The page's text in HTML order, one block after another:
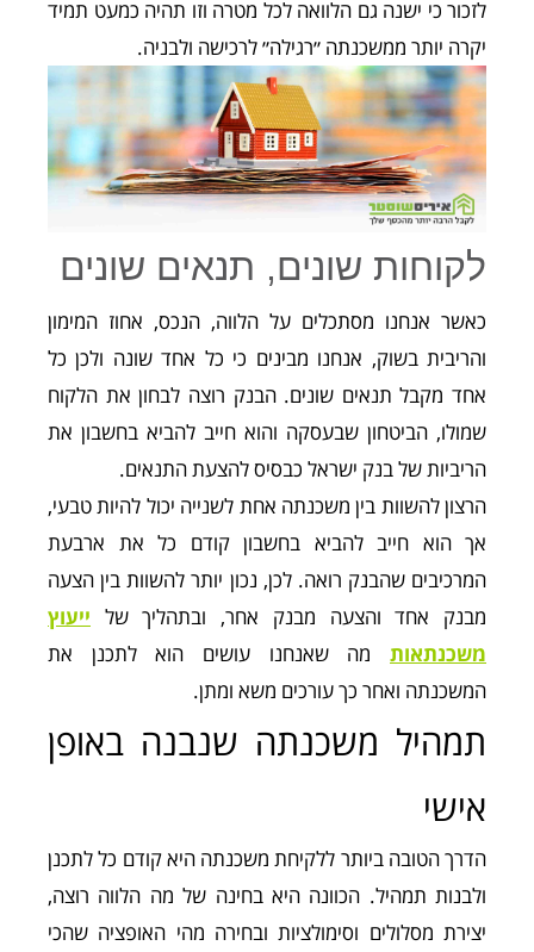
לזכור כי ישנה גם הלוואה לכל מטרה וזו תהיה כמעט תמיד
יקרה יותר ממשכנתה ״רגילה״ לרכישה ולבניה.
לקוחות שונים, תנאים שונים
כאשר אנחנו מסתכלים על הלווה, הנכס, אחוז המימון
והריבית בשוק, אנחנו מבינים כי כל אחד שונה ולכן כל
אחד מקבל תנאים שונים. הבנק רוצה לבחון את הלקוח
שמולו, הביטחון שבעסקה והוא חייב להביא בחשבון את
הריביות של בנק ישראל כבסיס להצעת התנאים.
הרצון להשוות בין משכנתה אחת לשנייה יכול להיות טבעי,
אך הוא חייב להביא בחשבון קודם כל את ארבעת
המרכיבים שהבנק רואה. לכן, נכון יותר להשוות בין הצעה
מבנק אחד והצעה מבנק אחר, ובתהליך של ייעוץ
משכנתאות מה שאנחנו עושים הוא לתכנן את
המשכנתה ואחר כך עורכים משא ומתן.
תמהיל משכנתה שנבנה באופן
אישי
הדרך הטובה ביותר ללקיחת משכנתה היא קודם כל לתכנן
ולבנות תמהיל. הכוונה היא בחינה של מה הלווה רוצה,
יצירת מסלולים וסימולציות ובחירה מהי האופציה שהכי